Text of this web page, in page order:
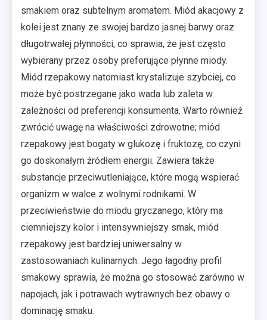
smakiem oraz subtelnym aromatem. Miód akacjowy z
kolei jest znany ze swojej bardzo jasnej barwy oraz
długotrwałej płynności, co sprawia, że jest często
wybierany przez osoby preferujące płynne miody.
Miód rzepakowy natomiast krystalizuje szybciej, co
może być postrzegane jako wada lub zaleta w
zależności od preferencji konsumenta. Warto również
zwrócić uwagę na właściwości zdrowotne; miód
rzepakowy jest bogaty w glukozę i fruktozę, co czyni
go doskonałym źródłem energii. Zawiera także
substancje przeciwutleniające, które mogą wspierać
organizm w walce z wolnymi rodnikami. W
przeciwieństwie do miodu gryczanego, który ma
ciemniejszy kolor i intensywniejszy smak, miód
rzepakowy jest bardziej uniwersalny w
zastosowaniach kulinarnych. Jego łagodny profil
smakowy sprawia, że można go stosować zarówno w
napojach, jak i potrawach wytrawnych bez obawy o
dominację smaku.